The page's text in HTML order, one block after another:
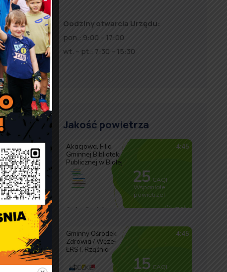
Godziny otwarcia Urzędu:
pon.: 9:00 – 17:00
wt. – pt.: 7:30 – 15:30
Jakość powietrza